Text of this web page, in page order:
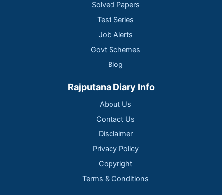
Solved Papers
Test Series
Job Alerts
Govt Schemes
Blog
Rajputana Diary Info
About Us
Contact Us
Disclaimer
Privacy Policy
Copyright
Terms & Conditions